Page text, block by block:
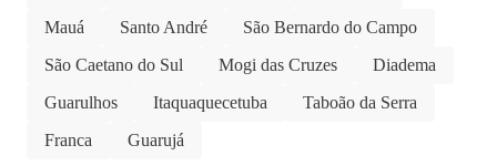
Mauá
Santo André
São Bernardo do Campo
São Caetano do Sul
Mogi das Cruzes
Diadema
Guarulhos
Itaquaquecetuba
Taboão da Serra
Franca
Guarujá